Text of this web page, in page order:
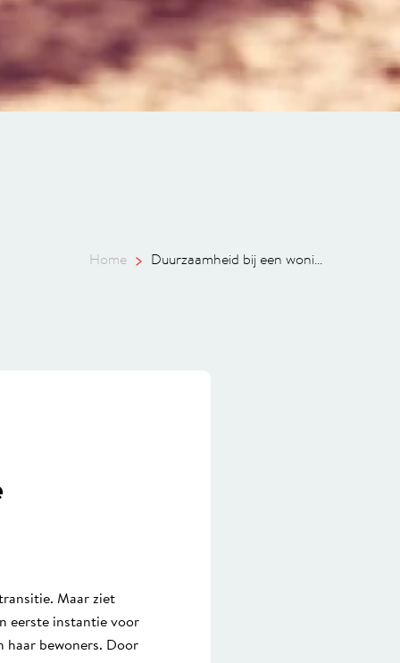
Home Duurzaamheid bij een woni...
Maar ziet
eerste instantie voor
haar bewoners. Door